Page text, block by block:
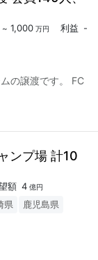
~ 1,000 万円 利益 -
の譲渡です。 FC
ンプ場 計10
額 4 億円
県
鹿児島県